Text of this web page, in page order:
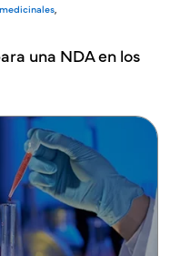
una NDA en los